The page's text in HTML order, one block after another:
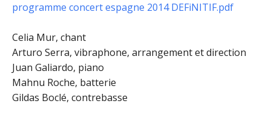
programme concert espagne 2014 DEFiNITIF.pdf
Celia Mur, chant
Arturo Serra, vibraphone, arrangement et direction
Juan Galiardo, piano
Mahnu Roche, batterie
Gildas Boclé, contrebasse